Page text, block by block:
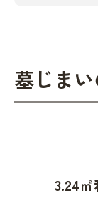
墓じま
3.24